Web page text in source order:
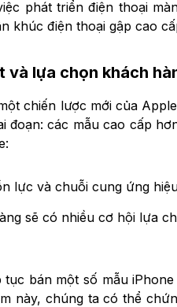
phát triển điện thoại
khúc điện thoại gập cao
và lựa chọn khách
chiến lược mới của
các mẫu cao cấp
lực và chuỗi cung ứng
sẽ có nhiều cơ hội lựa
bán một số mẫu
này, chúng ta có thể